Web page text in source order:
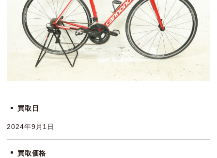
買取日
2024年9月1日
買取価格